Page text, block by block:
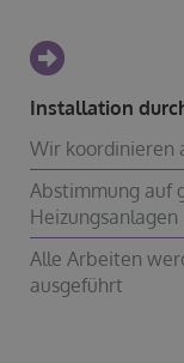
Installation
Wir koordinieren
Abstimmung auf
Heizungsanlagen
Alle Arbeiten
ausgeführt